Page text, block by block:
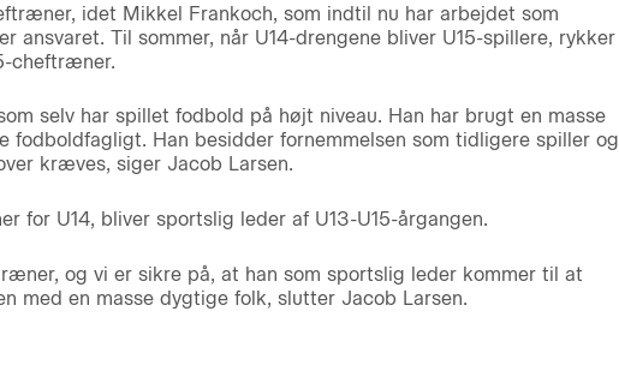
idet Mikkel Frankoch, som indtil nu har arbejdet som
ansvaret. Til sommer, når U14-drengene bliver U15-spillere, rykker
cheftræner.
selv har spillet fodbold på højt niveau. Han har brugt en masse
Han besidder fornemmelsen som tidligere spiller og
kræves, siger Jacob Larsen.
for U14, bliver sportslig leder af U13-U15-årgangen.
og vi er sikre på, at han som sportslig leder kommer til at
med en masse dygtige folk, slutter Jacob Larsen.